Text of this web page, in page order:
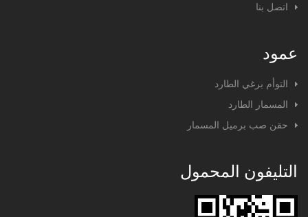
اتصل بنا
عمود
التوأم برغي الطارد
المسمار الطارد
حقن صب برميل المسمار
التليفون المحمول